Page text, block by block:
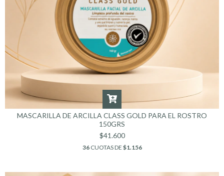
MASCARILLA DE ARCILLA CLASS GOLD PARA EL ROSTRO
150GRS
$41.600
36CUOTAS DE $1.156